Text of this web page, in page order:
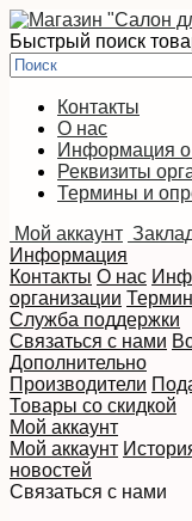
Быстрый поиск
Контакты
О нас
Информация о
Реквизиты
Термины и
Мой аккаунт
Информация
Контакты О нас
организации
Служба поддержки
Связаться с нами
Дополнительно
Производители
Товары со скидкой
Мой аккаунт
Мой аккаунт
новостей
Связаться с нами